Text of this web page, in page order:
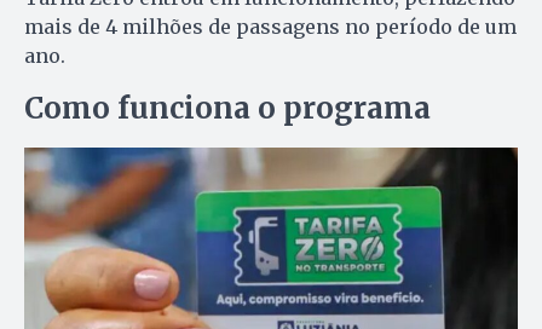
mais de 4 milhões de passagens no período de um
ano.
Como funciona o programa